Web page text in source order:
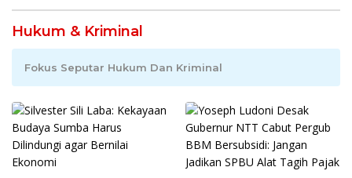
Hukum & Kriminal
Fokus Seputar Hukum Dan Kriminal